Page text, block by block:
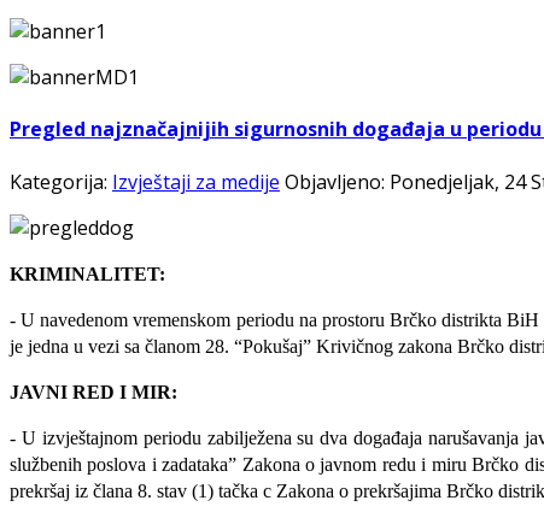
Pregled najznačajnijih sigurnosnih događaja u periodu
Kategorija: Izvještaji za medije Objavljeno: Ponedjeljak, 24
KRIMINALITET:
- U navedenom vremenskom periodu na prostoru Brčko distrikta
je jedna u vezi sa članom 28. “Pokušaj” Krivičnog zakona Brčko
JAVNI RED I MIR:
- U izvještajnom periodu zabilježena su dva događaja narušavanja
službenih poslova i zadataka” Zakona o javnom redu i miru Brčko
prekršaj iz člana 8. stav (1) tačka c Zakona o prekršajima Brčko